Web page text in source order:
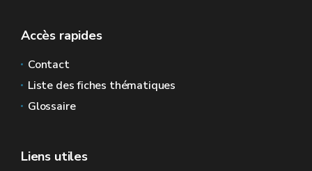
Accès rapides
Contact
Liste des fiches thématiques
Glossaire
Liens utiles